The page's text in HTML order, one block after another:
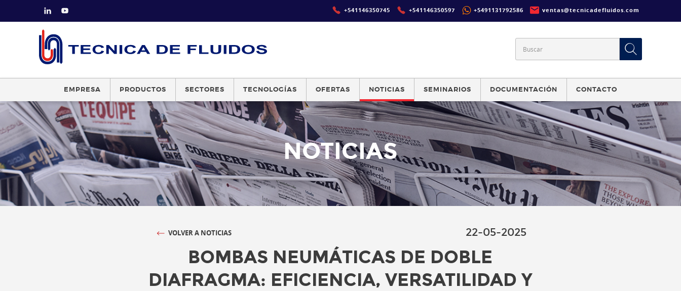
+541146350745 +541146350597 +5491131792586 ventas@tecnicadefluidos.com
EMPRESA PRODUCTOS SECTORES TECNOLOGÍAS OFERTAS NOTICIAS SEMINARIOS DOCUMENTACIÓN CONTACTO
NOTICIAS
VOLVER A NOTICIAS 22-05-2025
BOMBAS NEUMÁTICAS DE DOBLE
DIAFRAGMA: EFICIENCIA, VERSATILIDAD Y